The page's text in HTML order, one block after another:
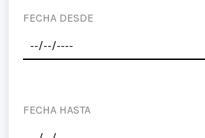
FECHA DESDE
FECHA HASTA